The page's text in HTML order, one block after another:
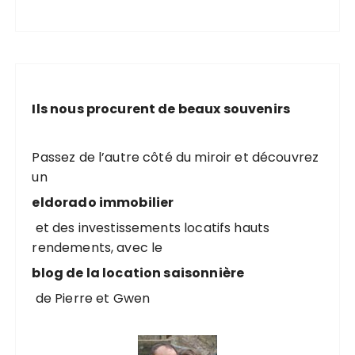
Ils nous procurent de beaux souvenirs
Passez de l’autre côté du miroir et découvrez
un
eldorado immobilier
et des investissements locatifs hauts
rendements, avec le
blog de la location saisonnière
de Pierre et Gwen